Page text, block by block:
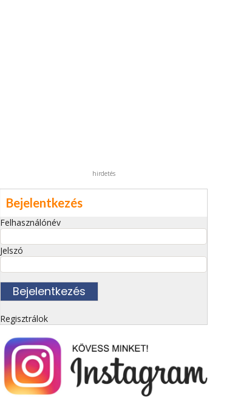
hirdetés
Bejelentkezés
Felhasználónév
Jelszó
Regisztrálok